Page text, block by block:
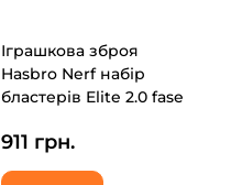
Іграшкова зброя
Hasbro Nerf набір
бластерів Elite 2.0 fase
911 грн.